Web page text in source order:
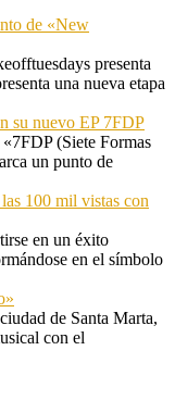
de «New
presenta
una nueva etapa
su nuevo EP 7FDP
(Siete Formas
un punto de
100 mil vistas con
en un éxito
en el símbolo
de Santa Marta,
con el